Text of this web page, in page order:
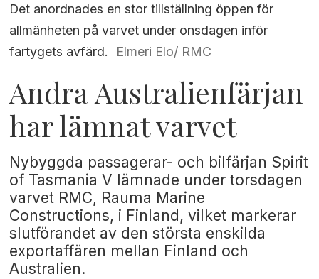
Det anordnades en stor tillställning öppen för
allmänheten på varvet under onsdagen inför
fartygets avfärd.
Elmeri Elo/ RMC
Andra Australienfärjan
har lämnat varvet
Nybyggda passagerar- och bilfärjan Spirit
of Tasmania V lämnade under torsdagen
varvet RMC, Rauma Marine
Constructions, i Finland, vilket markerar
slutförandet av den största enskilda
exportaffären mellan Finland och
Australien.